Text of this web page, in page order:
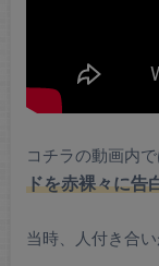
コチラの動画内
ドを赤裸々に告
当時、人付き合